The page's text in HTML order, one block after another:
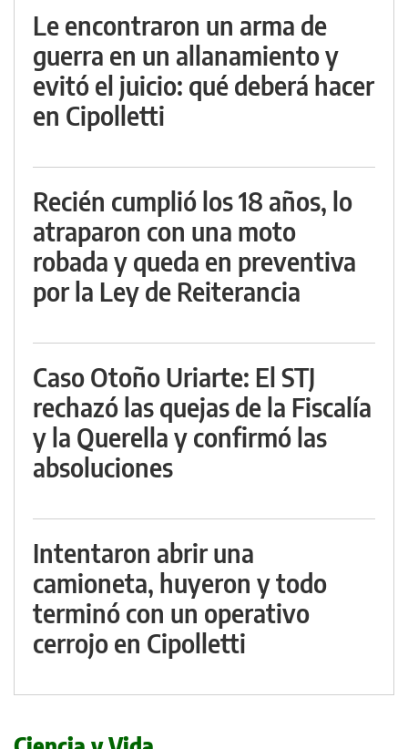
Le encontraron un arma de
guerra en un allanamiento y
evitó el juicio: qué deberá hacer
en Cipolletti
Recién cumplió los 18 años, lo
atraparon con una moto
robada y queda en preventiva
por la Ley de Reiterancia
Caso Otoño Uriarte: El STJ
rechazó las quejas de la Fiscalía
y la Querella y confirmó las
absoluciones
Intentaron abrir una
camioneta, huyeron y todo
terminó con un operativo
cerrojo en Cipolletti